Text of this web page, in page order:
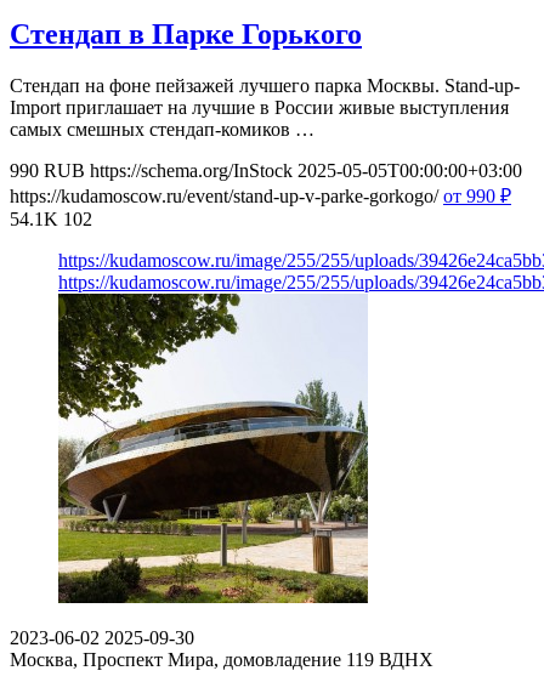
Стендап в Парке Горького
Стендап на фоне пейзажей лучшего парка Москвы. Stand-up-
Import приглашает на лучшие в России живые выступления
самых смешных стендап-комиков …
990 RUB https://schema.org/InStock 2025-05-05T00:00:00+03:00
https://kudamoscow.ru/event/stand-up-v-parke-gorkogo/ от 990 ₽
54.1K 102
https://kudamoscow.ru/image/255/255/uploads/
https://kudamoscow.ru/image/255/255/uploads/
2023-06-02 2025-09-30
Москва, Проспект Мира, домовладение 119 ВДНХ